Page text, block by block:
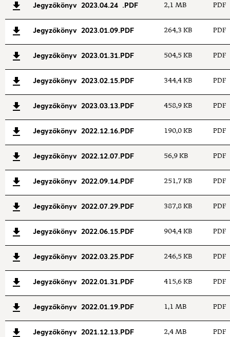
Jegyzőkönyv 2023.04.24 .PDF 2,1 MB PDF
Jegyzőkönyv 2023.01.09.PDF 264,3 KB PDF
Jegyzőkönyv 2023.01.31.PDF 504,5 KB PDF
Jegyzőkönyv 2023.02.15.PDF 344,4 KB PDF
Jegyzőkönyv 2023.03.13.PDF 458,9 KB PDF
Jegyzőkönyv 2022.12.16.PDF 190,0 KB PDF
Jegyzőkönyv 2022.12.07.PDF 56,9 KB PDF
Jegyzőkönyv 2022.09.14.PDF 251,7 KB PDF
Jegyzőkönyv 2022.07.29.PDF 387,8 KB PDF
Jegyzőkönyv 2022.06.15.PDF 904,4 KB PDF
Jegyzőkönyv 2022.03.25.PDF 246,5 KB PDF
Jegyzőkönyv 2022.01.31.PDF 415,6 KB PDF
Jegyzőkönyv 2022.01.19.PDF 1,1 MB PDF
Jegyzőkönyv 2021.12.13.PDF 2,4 MB PDF